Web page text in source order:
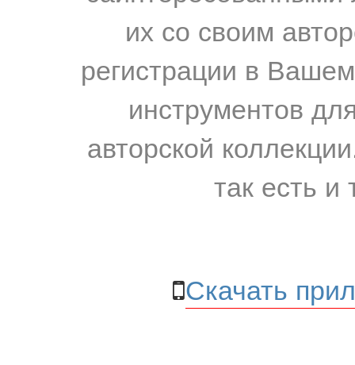
их со своим
регистрации в
инструментов
авторской
так есть и
Скачать